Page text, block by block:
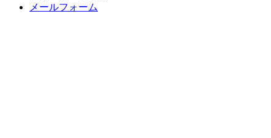
メールフォーム